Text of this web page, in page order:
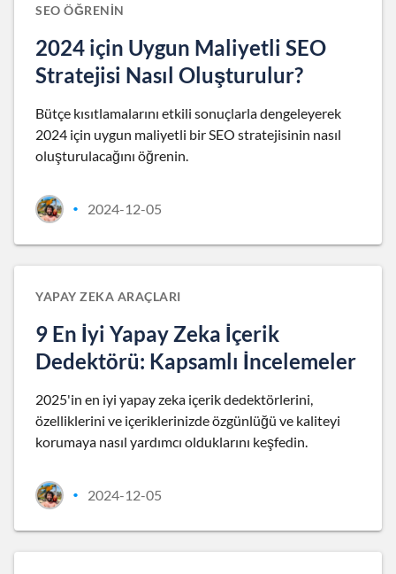
SEO ÖĞRENIN
2024 için Uygun Maliyetli SEO
Stratejisi Nasıl Oluşturulur?
Bütçe kısıtlamalarını etkili sonuçlarla dengeleyerek
2024 için uygun maliyetli bir SEO stratejisinin nasıl
oluşturulacağını öğrenin.
• 2024-12-05
YAPAY ZEKA ARAÇLARI
9 En İyi Yapay Zeka İçerik
Dedektörü: Kapsamlı İncelemeler
2025'in en iyi yapay zeka içerik dedektörlerini,
özelliklerini ve içeriklerinizde özgünlüğü ve kaliteyi
korumaya nasıl yardımcı olduklarını keşfedin.
• 2024-12-05